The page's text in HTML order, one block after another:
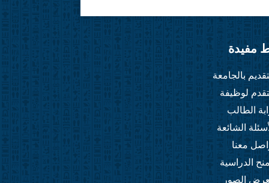
مفيدة
بالجامعة
لوظيفة
الطالب
الشائعة
معنا
الدراسية
الصور